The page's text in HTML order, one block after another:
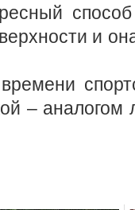
и
– аналогом